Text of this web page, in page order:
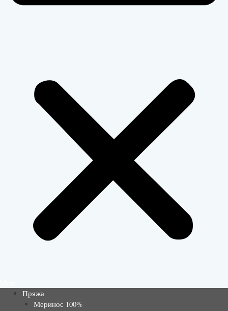
Пряжа
Меринос 100%